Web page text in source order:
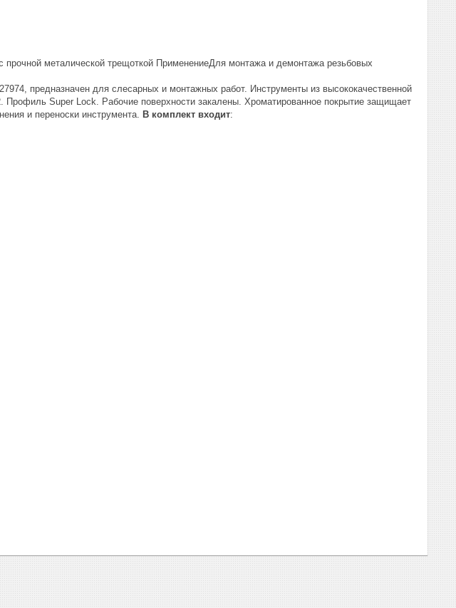
прочной металической трещоткой ПрименениеДля монтажа и демонтажа резьбовых
предназначен для слесарных и монтажных работ. Инструменты из высококачественной
Super Lock. Рабочие поверхности закалены. Хроматированное покрытие защищает
и переноски инструмента. В комплект входит: